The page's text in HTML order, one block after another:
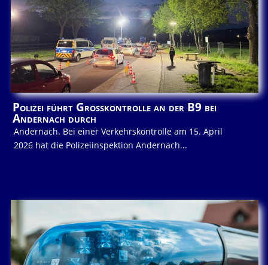
Polizei führt Großkontrolle an der B9 bei
Andernach durch
Andernach. Bei einer Verkehrskontrolle am 15. April
2026 hat die Polizeiinspektion Andernach...